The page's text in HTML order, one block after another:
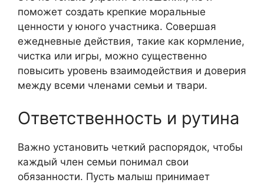
поможет создать крепкие моральные
ценности у юного участника. Совершая
ежедневные действия, такие как кормление,
чистка или игры, можно существенно
повысить уровень взаимодействия и доверия
между всеми членами семьи и твари.
Ответственность и рутина
Важно установить четкий распорядок, чтобы
каждый член семьи понимал свои
обязанности. Пусть малыш принимает